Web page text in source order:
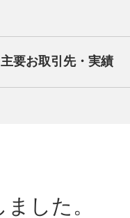
主要お取引先・実績
した。